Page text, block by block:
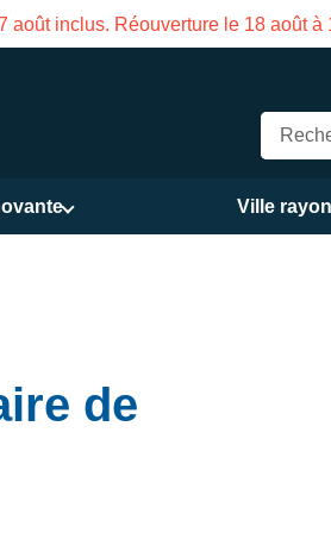
de Gama du 3 au 21 août
Ville
de